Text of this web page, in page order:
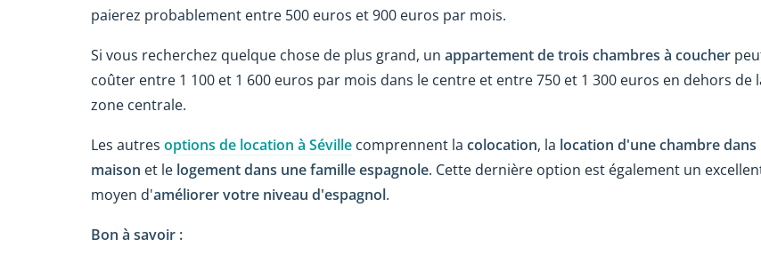
paierez probablement entre 500 euros et 900 euros par mois.
Si vous recherchez quelque chose de plus grand, un appartement de trois chambres à coucher
coûter entre 1 100 et 1 600 euros par mois dans le centre et entre 750 et 1 300 euros en dehors de
zone centrale.
Les autres options de location à Séville comprennent la colocation, la location d'une chambre dans
maison et le logement dans une famille espagnole. Cette dernière option est également un
moyen d'améliorer votre niveau d'espagnol.
Bon à savoir :